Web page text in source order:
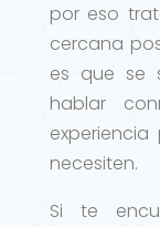
por eso
cercana
es que se
hablar
necesiten.
Si te